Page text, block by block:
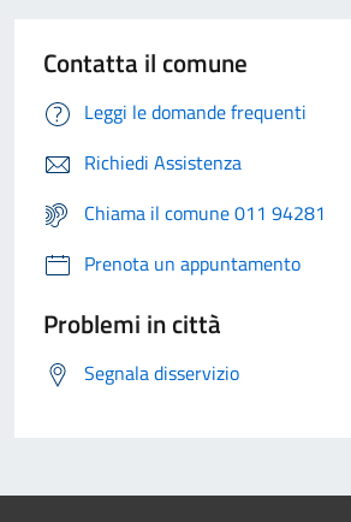
Contatta il comune
Leggi le domande frequenti
Richiedi Assistenza
Chiama il comune 011 94281
Prenota un appuntamento
Problemi in città
Segnala disservizio